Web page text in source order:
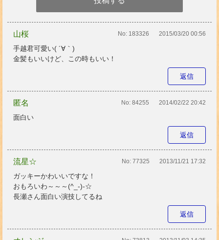
山桜 No: 183326 2015/03/20 00:56
手越君可愛い( ´∀｀)
金髪もいいけど、この時もいい！
返信
匿名 No: 84255 2014/02/22 20:42
面白い
返信
流星☆ No: 77325 2013/11/21 17:32
ガッキーかわいいですな！
おもろいわ～～～(^_-)-☆
長瀬さん面白い演技してるね
返信